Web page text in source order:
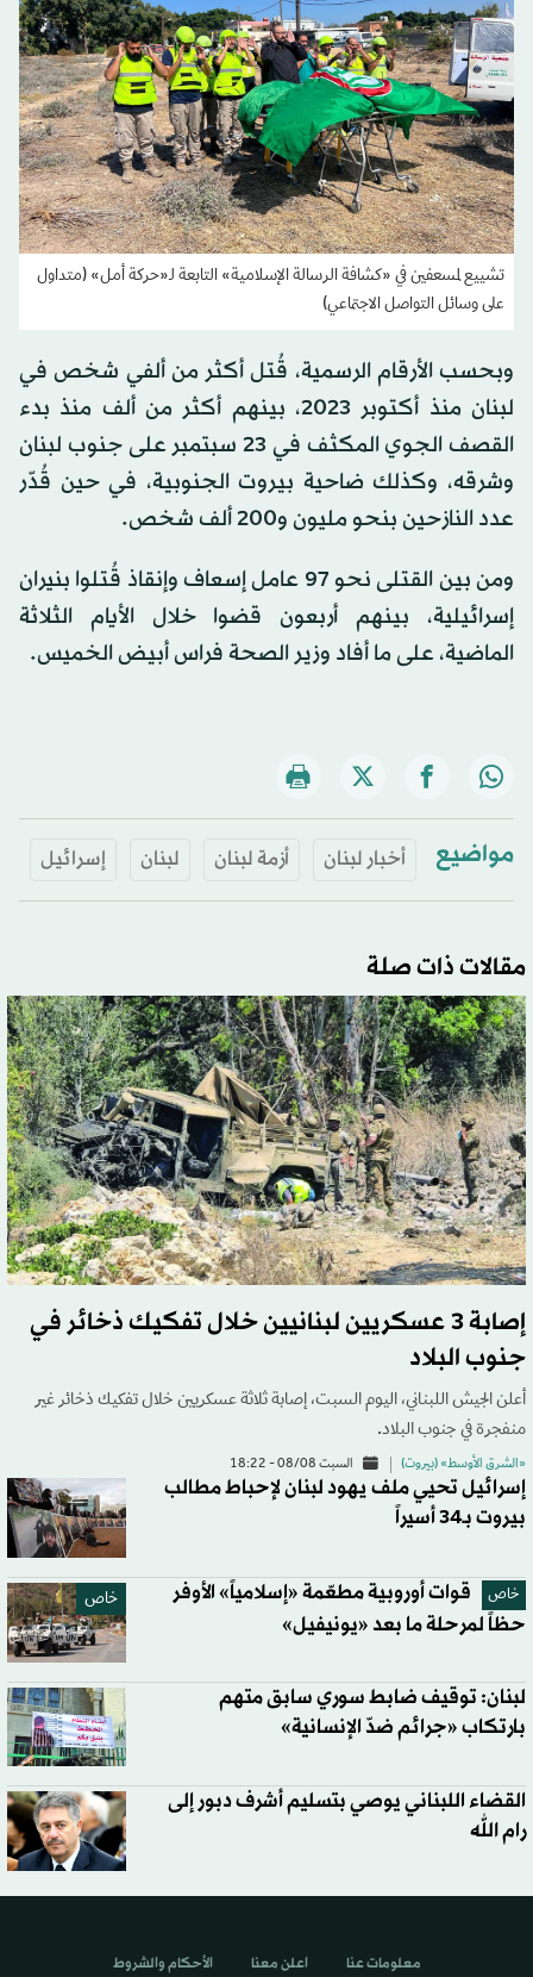
تشييع لمسعفين في «كشافة الرسالة الإسلامية» التابعة لـ«حركة أمل» (متداول
على وسائل التواصل الاجتماعي)
وبحسب الأرقام الرسمية، قُتل أكثر من ألفي شخص في
لبنان منذ أكتوبر 2023، بينهم أكثر من ألف منذ بدء
القصف الجوي المكثف في 23 سبتمبر على جنوب لبنان
وشرقه، وكذلك ضاحية بيروت الجنوبية، في حين قُدّر
عدد النازحين بنحو مليون و200 ألف شخص.
ومن بين القتلى نحو 97 عامل إسعاف وإنقاذ قُتلوا بنيران
إسرائيلية، بينهم أربعون قضوا خلال الأيام الثلاثة
الماضية، على ما أفاد وزير الصحة فراس أبيض الخميس.
مواضيع أخبار لبنان أزمة لبنان لبنان إسرائيل
مقالات ذات صلة
إصابة 3 عسكريين لبنانيين خلال تفكيك ذخائر في
جنوب البلاد
أعلن الجيش اللبناني، اليوم السبت، إصابة ثلاثة عسكريين خلال تفكيك ذخائر غير
منفجرة في جنوب البلاد.
«الشرق الأوسط» (بيروت) السبت 08/08 - 18:22
إسرائيل تحيي ملف يهود لبنان لإحباط مطالب
بيروت بـ34 أسيراً
خاص خاص
قوات أوروبية مطعّمة «إسلامياً» الأوفر
حظاً لمرحلة ما بعد «يونيفيل»
لبنان: توقيف ضابط سوري سابق متهم
بارتكاب «جرائم ضدّ الإنسانية»
القضاء اللبناني يوصي بتسليم أشرف دبور إلى
رام الله
معلومات عنا اعلن معنا الأحكام والشروط